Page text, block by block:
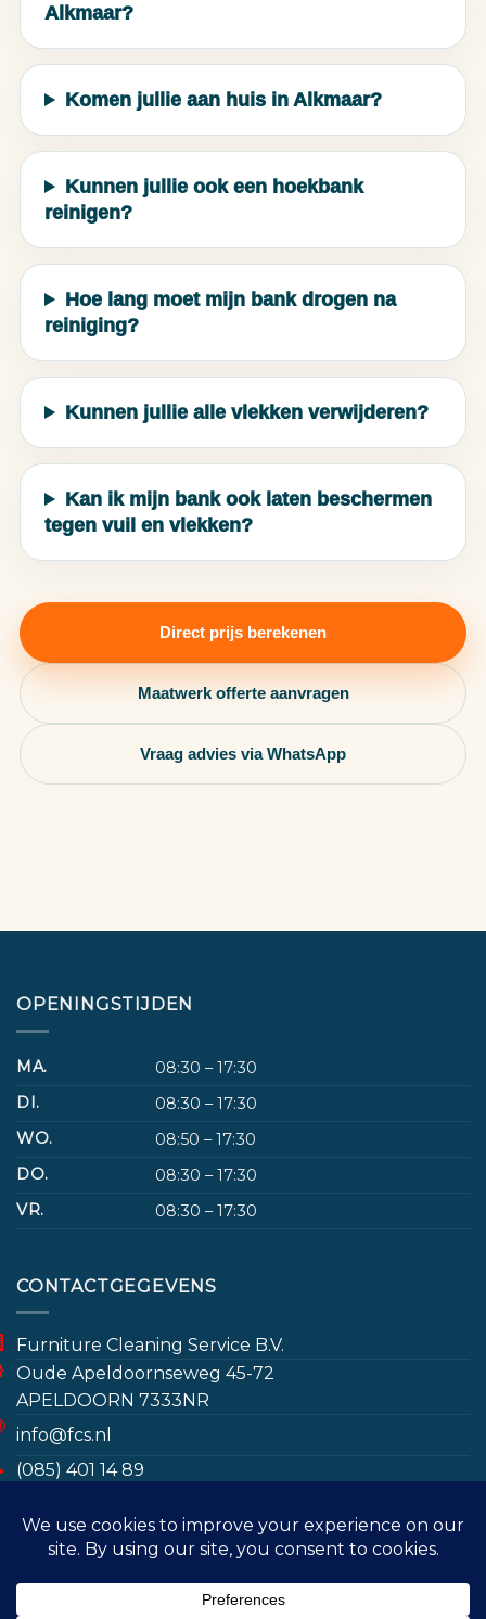
Alkmaar?
Komen jullie aan huis in Alkmaar?
Kunnen jullie ook een hoekbank
reinigen?
Hoe lang moet mijn bank drogen na
reiniging?
Kunnen jullie alle vlekken verwijderen?
Kan ik mijn bank ook laten beschermen
tegen vuil en vlekken?
Direct prijs berekenen
Maatwerk offerte aanvragen
Vraag advies via WhatsApp
OPENINGSTIJDEN
MA.
08:30 – 17:30
DI.
08:30 – 17:30
WO.
08:50 – 17:30
DO.
08:30 – 17:30
VR.
08:30 – 17:30
CONTACTGEGEVENS
Furniture Cleaning Service B.V.
Oude Apeldoornseweg 45-72
APELDOORN 7333NR
info@fcs.nl
(085) 401 14 89
(085) 401 14 89
MEUBELREINIGING
VLOERKLEED REINIGEN
Door gebruik te maken van deze website gaat u
akkoord met het opslaan van bepaalde gegevens
marketingdoeleinden. Meer informatie treft u in het